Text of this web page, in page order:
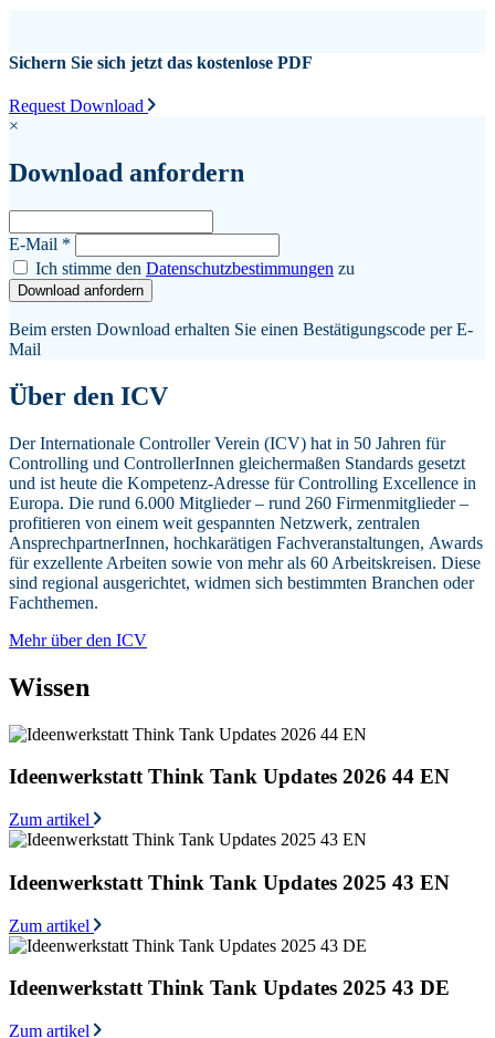
Sichern Sie sich jetzt das kostenlose PDF
Request Download
×
Download anfordern
E-Mail *
Ich stimme den Datenschutzbestimmungen zu
Download anfordern
Beim ersten Download erhalten Sie einen Bestätigungscode per E-
Mail
Über den ICV
Der Internationale Controller Verein (ICV) hat in 50 Jahren für
Controlling und ControllerInnen gleichermaßen Standards gesetzt
und ist heute die Kompetenz-Adresse für Controlling Excellence in
Europa. Die rund 6.000 Mitglieder – rund 260 Firmenmitglieder –
profitieren von einem weit gespannten Netzwerk, zentralen
AnsprechpartnerInnen, hochkarätigen Fachveranstaltungen, Awards
für exzellente Arbeiten sowie von mehr als 60 Arbeitskreisen. Diese
sind regional ausgerichtet, widmen sich bestimmten Branchen oder
Fachthemen.
Mehr über den ICV
Wissen
Ideenwerkstatt Think Tank Updates 2026 44 EN
Zum artikel
Ideenwerkstatt Think Tank Updates 2025 43 EN
Zum artikel
Ideenwerkstatt Think Tank Updates 2025 43 DE
Zum artikel